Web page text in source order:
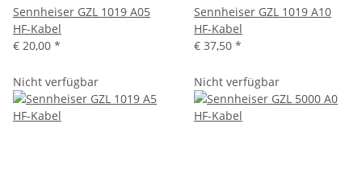
Sennheiser GZL 1019 A05
HF-Kabel
€ 20,00 *
Sennheiser GZL 1019 A10
HF-Kabel
€ 37,50 *
Nicht verfügbar Nicht verfügbar